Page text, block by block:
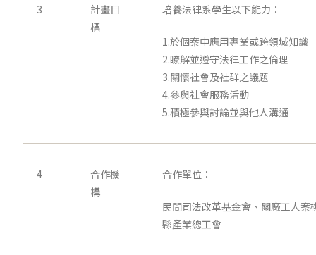
3
計畫目
標
培養法律系學生以下能力：
1.於個案中應用專業或跨領域知識
2.瞭解並遵守法律工作之倫理
3.關懷社會及社群之議題
4.參與社會服務活動
5.積極參與討論並與他人溝通
4
合作機
構
合作單位：
民間司法改革基金會、關廠工人案
縣產業總工會